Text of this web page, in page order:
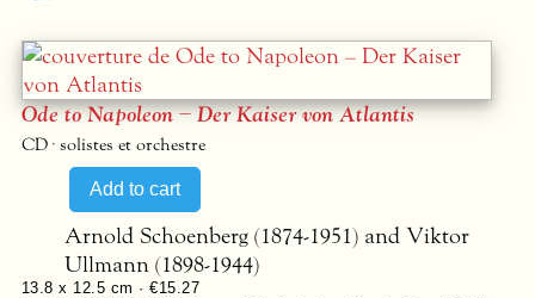
Ode to Napoleon – Der Kaiser von Atlantis
CD · solistes et orchestre
Arnold Schoenberg (1874-1951) and Viktor
Ullmann (1898-1944)
13.8 x 12.5 cm ·€15.27